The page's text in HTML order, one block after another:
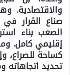
والاقتصادية.
صناع القرار
الصعب بناء
إقليمي كامل.
كساحة للصراع،
تحديد